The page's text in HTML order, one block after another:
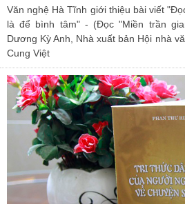
Văn nghệ Hà Tĩnh giới thiệu bài viết
là để bình tâm" - (Đọc "Miền trần
Dương Kỳ Anh, Nhà xuất bản Hội nhà
Cung Việt